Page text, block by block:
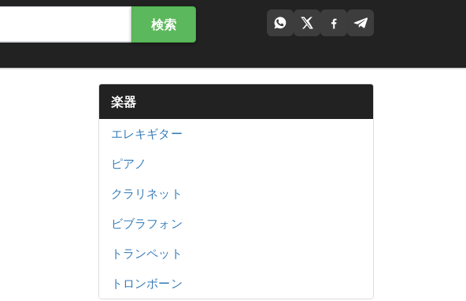
検索
楽器
エレキギター
ピアノ
クラリネット
ビブラフォン
トランペット
トロンボーン